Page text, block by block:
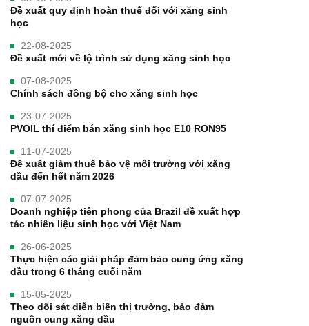
Đề xuất quy định hoàn thuế đối với xăng sinh
học
22-08-2025
Đề xuất mới về lộ trình sử dụng xăng sinh học
07-08-2025
Chính sách đồng bộ cho xăng sinh học
23-07-2025
PVOIL thí điểm bán xăng sinh học E10 RON95
11-07-2025
Đề xuất giảm thuế bảo vệ môi trường với xăng
dầu đến hết năm 2026
07-07-2025
Doanh nghiệp tiên phong của Brazil đề xuất hợp
tác nhiên liệu sinh học với Việt Nam
26-06-2025
Thực hiện các giải pháp đảm bảo cung ứng xăng
dầu trong 6 tháng cuối năm
15-05-2025
Theo dõi sát diễn biến thị trường, bảo đảm
nguồn cung xăng dầu